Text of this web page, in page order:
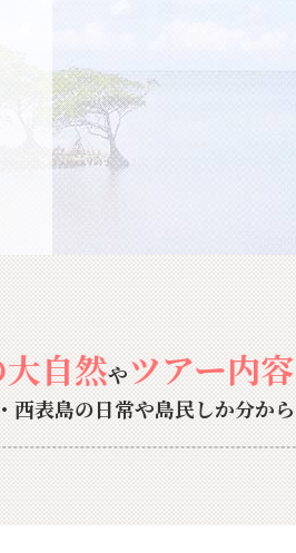
自然やツアー内容
西表島の日常や島民しか分か